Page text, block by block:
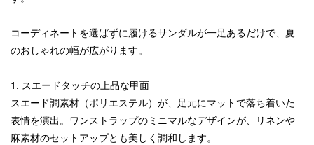
コーディネートを選ばずに履けるサンダルが一足あるだけで、夏
のおしゃれの幅が広がります。
1. スエードタッチの上品な甲面
スエード調素材（ポリエステル）が、足元にマットで落ち着いた
表情を演出。ワンストラップのミニマルなデザインが、リネンや
麻素材のセットアップとも美しく調和します。